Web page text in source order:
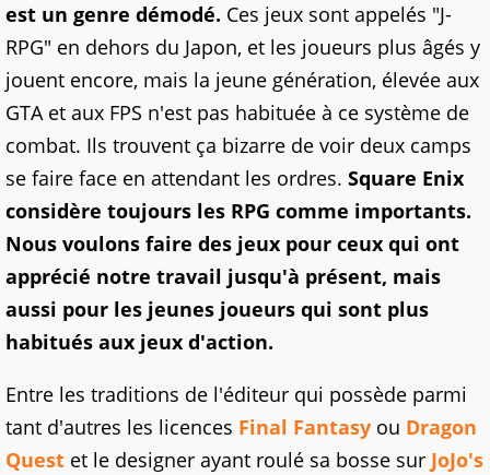
est un genre démodé. Ces jeux sont appelés "J-
RPG" en dehors du Japon, et les joueurs plus âgés y
jouent encore, mais la jeune génération, élevée aux
GTA et aux FPS n'est pas habituée à ce système de
combat. Ils trouvent ça bizarre de voir deux camps
se faire face en attendant les ordres. Square Enix
considère toujours les RPG comme importants.
Nous voulons faire des jeux pour ceux qui ont
apprécié notre travail jusqu'à présent, mais
aussi pour les jeunes joueurs qui sont plus
habitués aux jeux d'action.
Entre les traditions de l'éditeur qui possède parmi
tant d'autres les licences Final Fantasy ou Dragon
Quest et le designer ayant roulé sa bosse sur JoJo's